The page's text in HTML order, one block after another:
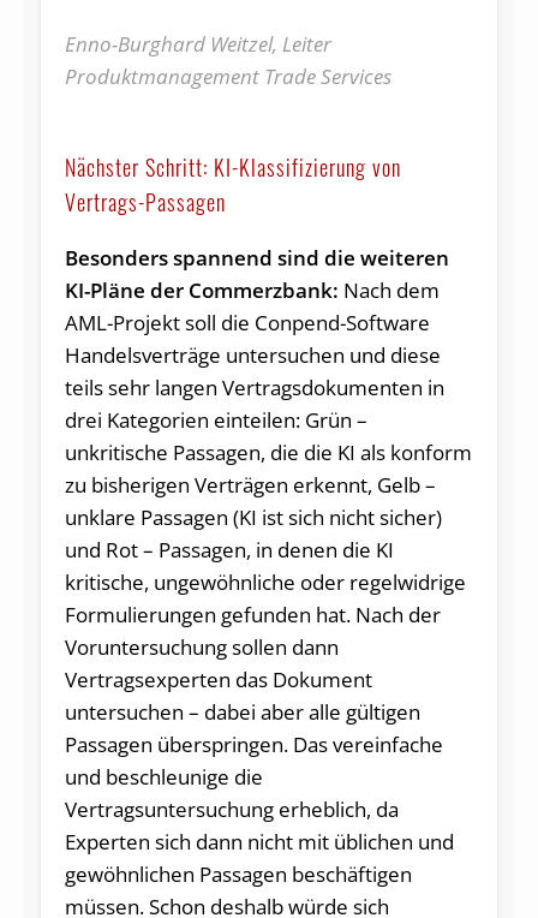
Enno-Burghard Weitzel, Leiter
Produktmanagement Trade Services
Nächster Schritt: KI-Klassifizierung von
Vertrags-Passagen
Besonders spannend sind die weiteren
KI-Pläne der Commerzbank: Nach dem
AML-Projekt soll die Conpend-Software
Handelsverträge untersuchen und diese
teils sehr langen Vertragsdokumenten in
drei Kategorien einteilen: Grün –
unkritische Passagen, die die KI als konform
zu bisherigen Verträgen erkennt, Gelb –
unklare Passagen (KI ist sich nicht sicher)
und Rot – Passagen, in denen die KI
kritische, ungewöhnliche oder regelwidrige
Formulierungen gefunden hat. Nach der
Voruntersuchung sollen dann
Vertragsexperten das Dokument
untersuchen – dabei aber alle gültigen
Passagen überspringen. Das vereinfache
und beschleunige die
Vertragsuntersuchung erheblich, da
Experten sich dann nicht mit üblichen und
gewöhnlichen Passagen beschäftigen
müssen. Schon deshalb würde sich